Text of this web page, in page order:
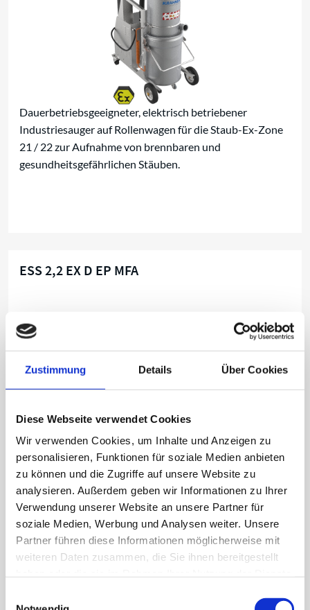
Zustimmung Details Über Cookies
Diese Webseite verwendet Cookies
Wir verwenden Cookies, um Inhalte und Anzeigen zu
personalisieren, Funktionen für soziale Medien anbieten
zu können und die Zugriffe auf unsere Website zu
analysieren. Außerdem geben wir Informationen zu Ihrer
Verwendung unserer Website an unsere Partner für
soziale Medien, Werbung und Analysen weiter. Unsere
Partner führen diese Informationen möglicherweise mit
weiteren Daten zusammen, die Sie ihnen bereitgestellt
Dauerbetriebsgeeigneter, elektrisch betriebener
Industriesauger auf Rollenwagen für die Staub-Ex-Zone
21 / 22 zur Aufnahme von brennbaren und
gesundheitsgefährlichen Stäuben.
ESS 2,2 EX D EP MFA
Dauerbetriebsgeeigneter, elektrisch betriebener
Industriesauger auf Rollenwagen für die Staub-Ex-Zone
21 / 22 zur Aufnahme von brennbaren und
gesundheitsgefährlichen Stäuben als Endlosliner Version.